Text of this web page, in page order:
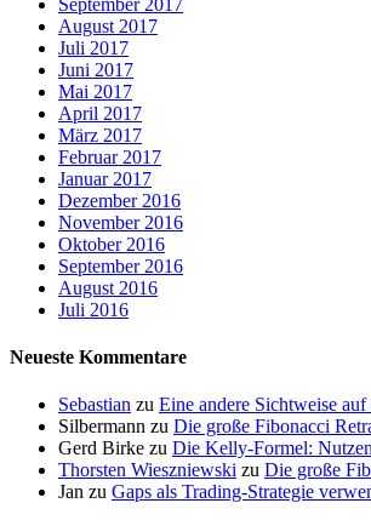
August 2017
Juli 2017
Juni 2017
Mai 2017
April 2017
März 2017
Februar 2017
Januar 2017
Dezember 2016
November 2016
Oktober 2016
September 2016
August 2016
Juli 2016
Neueste Kommentare
Sebastian zu Eine andere Sichtweise
Silbermann zu Die große Fibonacci
Gerd Birke zu Die Kelly-Formel:
Thorsten Wieszniewski zu Die große
Jan zu Gaps als Trading-Strategie